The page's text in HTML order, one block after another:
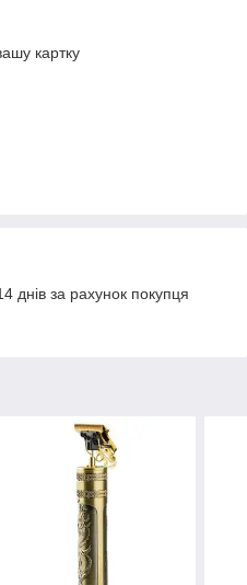
картку
днів за рахунок покупця